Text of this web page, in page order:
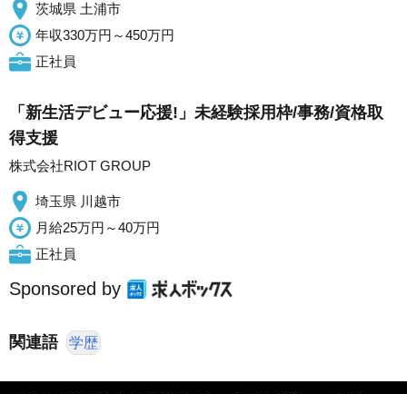
茨城県 土浦市
年収330万円～450万円
正社員
「新生活デビュー応援!」未経験採用枠/事務/資格取
得支援
株式会社RIOT GROUP
埼玉県 川越市
月給25万円～40万円
正社員
Sponsored by
関連語 学歴